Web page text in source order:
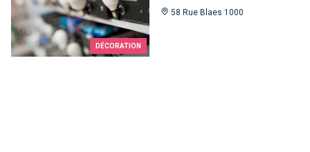
DÉCORATION
58 Rue Blaes 1000